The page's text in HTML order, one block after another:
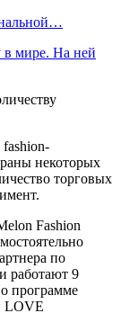
мире. На ней
некоторых
торговых
Fashion
по
работают 9
программе
LOVE